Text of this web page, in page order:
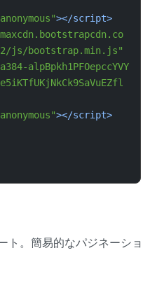
></script>
js/bootstrap.min.js"
alpBpkh1PFOepccYVY
></script>
ト。簡易的なパジネーショ